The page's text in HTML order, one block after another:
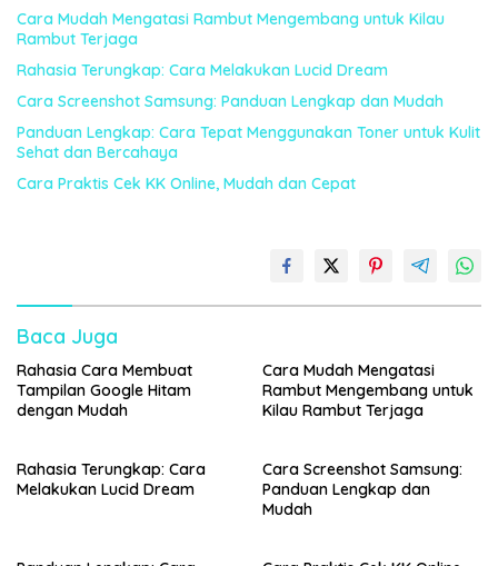
Cara Mudah Mengatasi Rambut Mengembang untuk Kilau
Rambut Terjaga
Rahasia Terungkap: Cara Melakukan Lucid Dream
Cara Screenshot Samsung: Panduan Lengkap dan Mudah
Panduan Lengkap: Cara Tepat Menggunakan Toner untuk Kulit
Sehat dan Bercahaya
Cara Praktis Cek KK Online, Mudah dan Cepat
Baca Juga
Rahasia Cara Membuat
Tampilan Google Hitam
dengan Mudah
Cara Mudah Mengatasi
Rambut Mengembang untuk
Kilau Rambut Terjaga
Rahasia Terungkap: Cara
Melakukan Lucid Dream
Cara Screenshot Samsung:
Panduan Lengkap dan
Mudah